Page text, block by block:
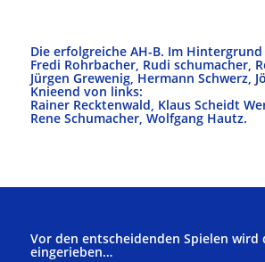
Die erfolgreiche AH-B. Im
Fredi Rohrbacher, Rudi schumacher,
Jürgen Grewenig, Hermann Schwerz,
Knieend von links:
Rainer Recktenwald, Klaus Scheidt
Rene Schumacher, Wolfgang Hautz.
Vor den entscheidenden Spielen
eingerieben…